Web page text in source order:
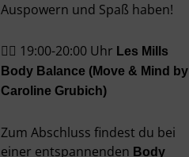
Auspowern und Spaß haben!
🧘‍♀️ 19:00-20:00 Uhr Les Mills
Body Balance (Move & Mind by
Caroline Grubich)
Zum Abschluss findest du bei
einer entspannenden Body